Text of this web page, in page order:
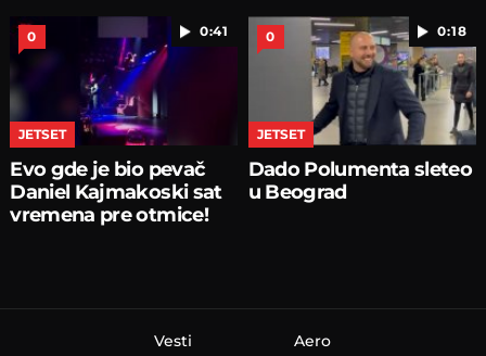
0:41
0
JETSET
Evo gde je bio pevač
Daniel Kajmakoski sat
vremena pre otmice!
0:18
0
JETSET
Dado Polumenta sleteo
u Beograd
Vesti Aero